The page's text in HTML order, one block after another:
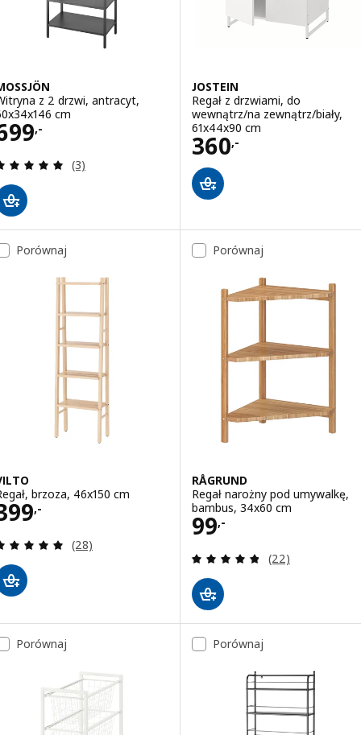
z 2 drzwi, antracyt,
cm
,- 699,-
Recenzja: 5 z 5 gwiazdki. Łączna liczba recenzji:
(3)
JOSTEIN
Regał z drzwiami, do
wewnątrz/na zewnątrz/biały,
61x44x90 cm
360,-
Cena 360,-
Porównaj
brzoza, 46x150 cm
,- 399,-
Recenzja: 5 z 5 gwiazdki. Łączna liczba recenzji:
(28)
Porównaj
RÅGRUND
Regał narożny pod umywalkę,
bambus, 34x60 cm
99,-
Cena 99,-
Recenzja: 4.8
(22)
Porównaj Porównaj